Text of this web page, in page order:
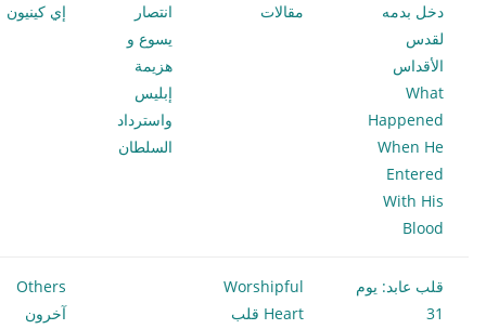
دخل بدمه
لقدس
الأقداس
What
Happened
When He
Entered
With His
Blood
مقالات
انتصار
يسوع و
هزيمة
إبليس
واسترداد
السلطان
إي كينيون
قلب عابد: يوم
31
Worshipful
Heart قلب
Others
آخرون